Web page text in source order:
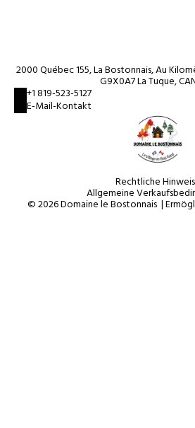
2000 Québec 155, La Bostonnais, Au
G9X0A7 La Tuque,
+1 819-523-5127
E-Mail-Kontakt
Rechtliche
Allgemeine
© 2026 Domaine le Bostonnais |